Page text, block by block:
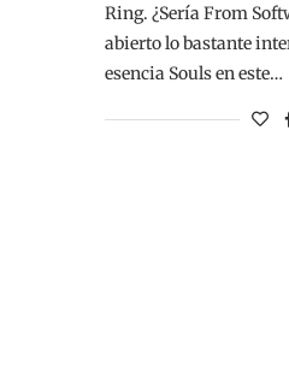
Ring. ¿Sería From
abierto lo bastante
esencia Souls en este…